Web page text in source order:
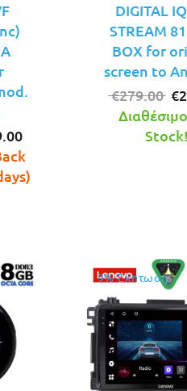
τρέχουσα
τιμή
DIGITAL
STREAM
BOX for
screen to
€279.00 €
Stock!
9% Έκπτωση